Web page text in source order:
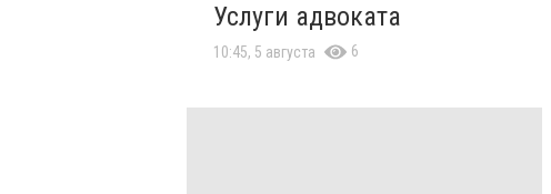
Услуги адвоката
10:45, 5 августа 6